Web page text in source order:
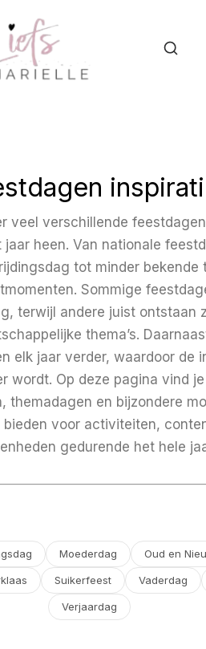
veel verschillende
jaar heen. Van nationale
tot minder bekende
Sommige
terwijl andere juist ontstaan
thema’s.
elk jaar verder, waardoor de
wordt. Op deze pagina vind
themadagen en bijzondere
bieden voor activiteiten,
gedurende het hele
Moederdag Oud en
Suikerfeest Vaderdag
Verjaardag